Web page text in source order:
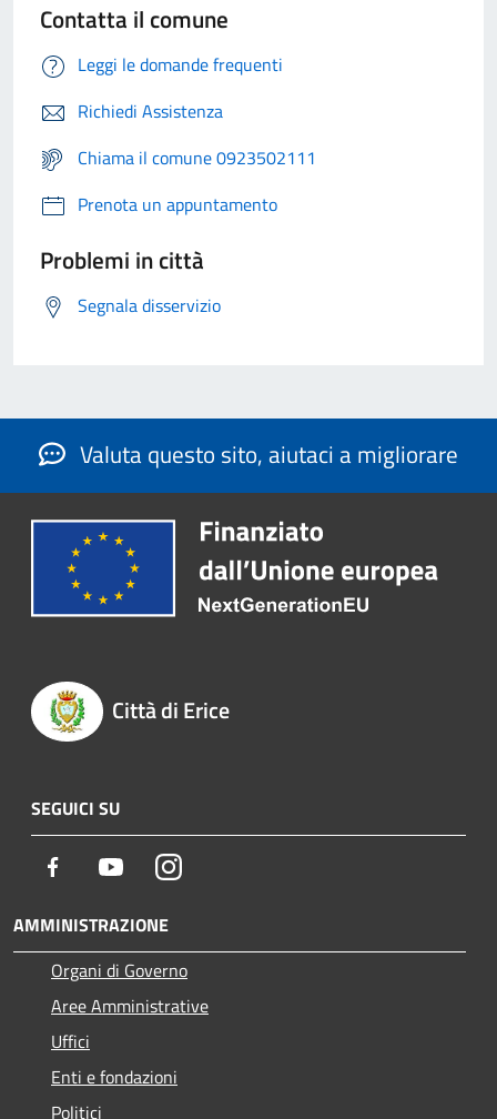
Contatta il comune
Leggi le domande frequenti
Richiedi Assistenza
Chiama il comune 0923502111
Prenota un appuntamento
Problemi in città
Segnala disservizio
Valuta questo sito, aiutaci a migliorare
Città di Erice
SEGUICI SU
Facebook YoutubeInstagram
AMMINISTRAZIONE
Organi di Governo
Aree Amministrative
Uffici
Enti e fondazioni
Politici